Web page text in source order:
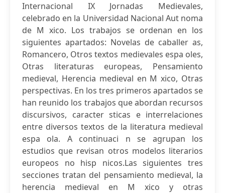
Internacional IX Jornadas Medievales,
celebrado en la Universidad Nacional Aut noma
de M xico. Los trabajos se ordenan en los
siguientes apartados: Novelas de caballer as,
Romancero, Otros textos medievales espa oles,
Otras literaturas europeas, Pensamiento
medieval, Herencia medieval en M xico, Otras
perspectivas. En los tres primeros apartados se
han reunido los trabajos que abordan recursos
discursivos, caracter sticas e interrelaciones
entre diversos textos de la literatura medieval
espa ola. A continuaci n se agrupan los
estudios que revisan otros modelos literarios
europeos no hisp nicos.Las siguientes tres
secciones tratan del pensamiento medieval, la
herencia medieval en M xico y otras